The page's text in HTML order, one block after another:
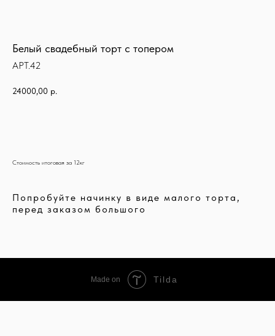
Белый свадебный торт с топером
АРТ.42
24000,00 р.
Стоимость итоговая за 12кг
Попробуйте начинку в виде малого торта,
перед заказом большого
Made on Tilda